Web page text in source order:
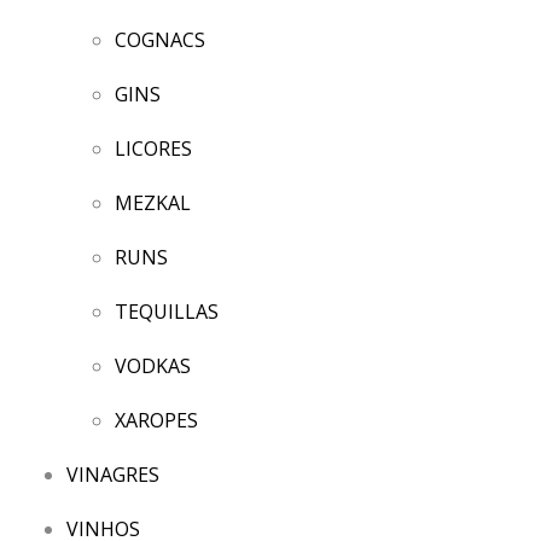
COGNACS
GINS
LICORES
MEZKAL
RUNS
TEQUILLAS
VODKAS
XAROPES
VINAGRES
VINHOS